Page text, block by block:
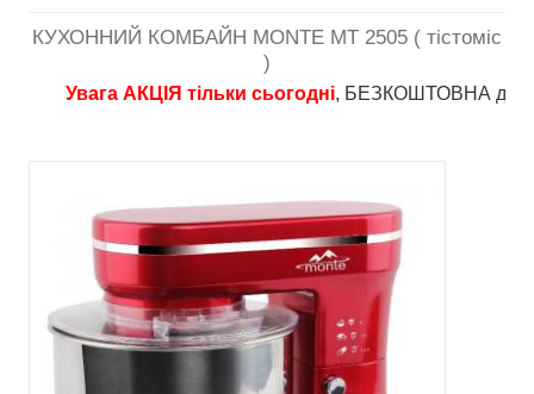
КУХОННИЙ КОМБАЙН MONTE MT 2505 ( тістоміс
)
Увага АКЦІЯ тільки сьогодні, БЕЗКОШТОВНА